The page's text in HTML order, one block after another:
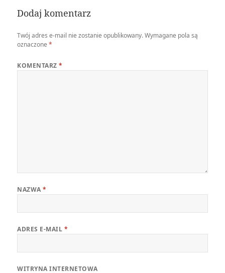
Dodaj komentarz
Twój adres e-mail nie zostanie opublikowany. Wymagane pola są
oznaczone*
KOMENTARZ*
NAZWA*
ADRES E-MAIL *
WITRYNA INTERNETOWA